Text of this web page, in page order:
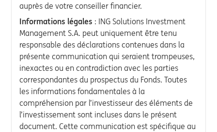
auprès de votre conseiller financier.
Informations légales : ING Solutions Investment
Management S.A. peut uniquement être tenu
responsable des déclarations contenues dans la
présente communication qui seraient trompeuses,
inexactes ou en contradiction avec les parties
correspondantes du prospectus du Fonds. Toutes
les informations fondamentales à la
compréhension par l’investisseur des éléments de
l’investissement sont incluses dans le présent
document. Cette communication est spécifique au